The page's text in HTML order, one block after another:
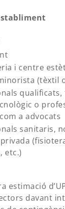
i centre
(tèxtil
qualificats,
o
a advocats
sanitaris,
etc.)
estimació
davant